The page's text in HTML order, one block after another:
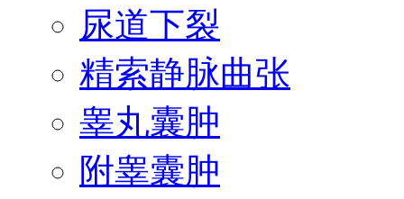
尿道下裂
精索静脉曲张
睾丸囊肿
附睾囊肿